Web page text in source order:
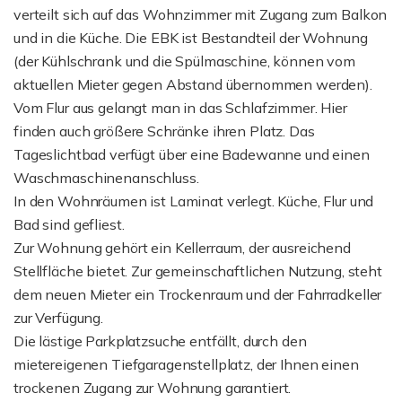
verteilt sich auf das Wohnzimmer mit Zugang zum Balkon
und in die Küche. Die EBK ist Bestandteil der Wohnung
(der Kühlschrank und die Spülmaschine, können vom
aktuellen Mieter gegen Abstand übernommen werden).
Vom Flur aus gelangt man in das Schlafzimmer. Hier
finden auch größere Schränke ihren Platz. Das
Tageslichtbad verfügt über eine Badewanne und einen
Waschmaschinenanschluss.
In den Wohnräumen ist Laminat verlegt. Küche, Flur und
Bad sind gefliest.
Zur Wohnung gehört ein Kellerraum, der ausreichend
Stellfläche bietet. Zur gemeinschaftlichen Nutzung, steht
dem neuen Mieter ein Trockenraum und der Fahrradkeller
zur Verfügung.
Die lästige Parkplatzsuche entfällt, durch den
mietereigenen Tiefgaragenstellplatz, der Ihnen einen
trockenen Zugang zur Wohnung garantiert.